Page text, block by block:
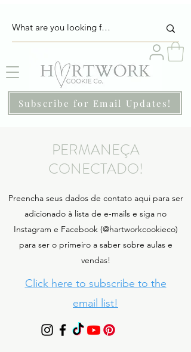
Subscribe for Email Updates!
PERMANEÇA
CONECTADO!
Preencha seus dados de contato aqui para ser
adicionado à lista de e-mails e siga no
Instagram e Facebook (@hartworkcookieco)
para ser o primeiro a saber sobre aulas e
vendas!
Click here to subscribe to the
email list!